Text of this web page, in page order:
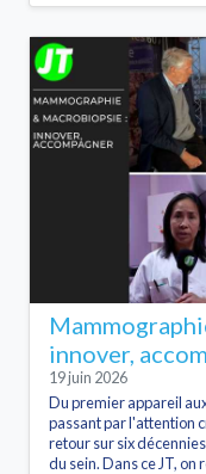
innover,
19 juin 2026
Du premier appareil
passant par l'attention
retour sur six
du sein. Dans ce JT, on